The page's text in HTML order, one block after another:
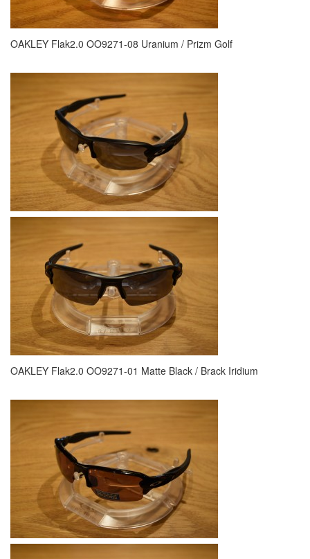
OAKLEY Flak2.0 OO9271-08 Uranium / Prizm Golf
OAKLEY Flak2.0 OO9271-01 Matte Black / Brack Iridium